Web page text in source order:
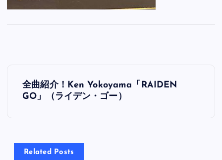
投
稿
ビ
全曲紹介！Ken Yokoyama「RAIDEN
GO」（ライデン・ゴー）
Related Posts